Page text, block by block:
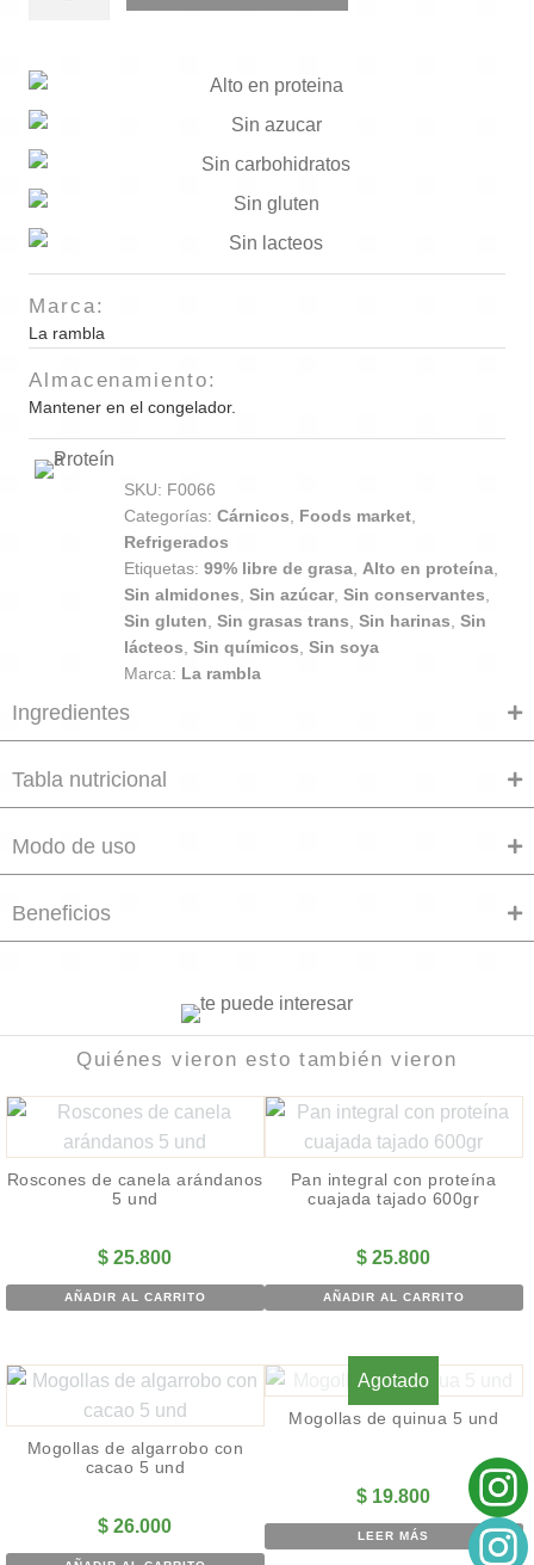
4
cantidad
Marca:
La rambla
Almacenamiento:
Mantener en el congelador.
SKU: F0066
Categorías: Cárnicos Foods market
Refrigerados
Etiquetas: 99% libre de grasa Alto en proteína
Sin almidones Sin azúcar, Sin conservantes
Sin gluten Sin grasas trans Sin harinas Sin
lácteos Sin químicos Sin soya
Marca: La rambla
Ingredientes
Tabla nutricional
Modo de uso
Beneficios
Quiénes vieron esto también vieron
Roscones de canela arándanos
5 und
$ 25.800
AÑADIR AL CARRITO
Pan integral con proteína
cuajada tajado 600gr
$ 25.800
AÑADIR AL CARRITO
Mogollas de algarrobo con
cacao 5 und
$ 26.000
Agotado
Mogollas de quinua 5 und
$ 19.800
LEER MÁS